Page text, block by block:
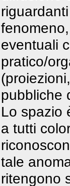
eventuali
pratico/
pubbliche
Lo spazio
a tutti
tale
ritengono